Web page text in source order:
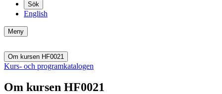
Sök
English
Meny
Om kursen HF0021
Kurs- och programkatalogen
Om kursen HF0021